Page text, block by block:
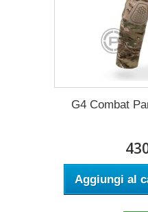
G4 Combat
Aggiungi al